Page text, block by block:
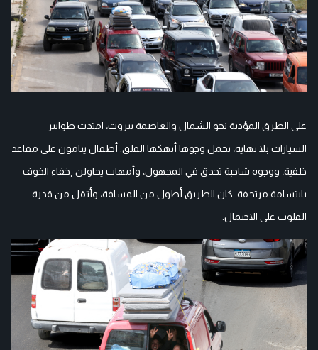
على الطرق المؤدية نحو الشمال والعاصمة بيروت، امتدت طوابير
السيارات بلا نهاية، تحمل وجوها أنهكها القلق. أطفال ينامون على مقاعد
خلفية، ووجوه شاحبة تحدق في المجهول، وأمهات يحاولن إخفاء الخوف
بابتسامة مرتجفة. كان الطريق أطول من المسافة، وأثقل من قدرة
القلوب على الاحتمال.